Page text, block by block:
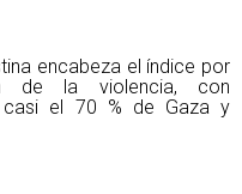
encabeza el índice por
de la violencia, con
casi el 70 % de Gaza y